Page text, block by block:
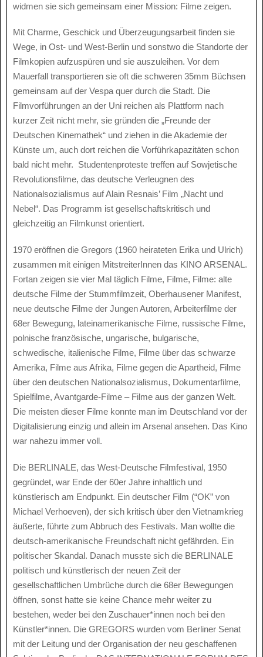
widmen sie sich gemeinsam einer Mission: Filme zeigen.
Mit Charme, Geschick und Überzeugungsarbeit finden sie
Wege, in Ost- und West-Berlin und sonstwo die Standorte der
Filmkopien aufzuspüren und sie auszuleihen. Vor dem
Mauerfall transportieren sie oft die schweren 35mm Büchsen
gemeinsam auf der Vespa quer durch die Stadt. Die
Filmvorführungen an der Uni reichen als Plattform nach
kurzer Zeit nicht mehr, sie gründen die „Freunde der
Deutschen Kinemathek“ und ziehen in die Akademie der
Künste um, auch dort reichen die Vorführkapazitäten schon
bald nicht mehr. Studentenproteste treffen auf Sowjetische
Revolutionsfilme, das deutsche Verleugnen des
Nationalsozialismus auf Alain Resnais’ Film „Nacht und
Nebel“. Das Programm ist gesellschaftskritisch und
gleichzeitig an Filmkunst orientiert.
1970 eröffnen die Gregors (1960 heirateten Erika und Ulrich)
zusammen mit einigen MitstreiterInnen das KINO ARSENAL.
Fortan zeigen sie vier Mal täglich Filme, Filme, Filme: alte
deutsche Filme der Stummfilmzeit, Oberhausener Manifest,
neue deutsche Filme der Jungen Autoren, Arbeiterfilme der
68er Bewegung, lateinamerikanische Filme, russische Filme,
polnische französische, ungarische, bulgarische,
schwedische, italienische Filme, Filme über das schwarze
Amerika, Filme aus Afrika, Filme gegen die Apartheid, Filme
über den deutschen Nationalsozialismus, Dokumentarfilme,
Spielfilme, Avantgarde-Filme – Filme aus der ganzen Welt.
Die meisten dieser Filme konnte man im Deutschland vor der
Digitalisierung einzig und allein im Arsenal ansehen. Das Kino
war nahezu immer voll.
Die BERLINALE, das West-Deutsche Filmfestival, 1950
gegründet, war Ende der 60er Jahre inhaltlich und
künstlerisch am Endpunkt. Ein deutscher Film (“OK” von
Michael Verhoeven), der sich kritisch über den Vietnamkrieg
äußerte, führte zum Abbruch des Festivals. Man wollte die
deutsch-amerikanische Freundschaft nicht gefährden. Ein
politischer Skandal. Danach musste sich die BERLINALE
politisch und künstlerisch der neuen Zeit der
gesellschaftlichen Umbrüche durch die 68er Bewegungen
öffnen, sonst hatte sie keine Chance mehr weiter zu
bestehen, weder bei den Zuschauer*innen noch bei den
Künstler*innen. Die GREGORS wurden vom Berliner Senat
mit der Leitung und der Organisation der neu geschaffenen